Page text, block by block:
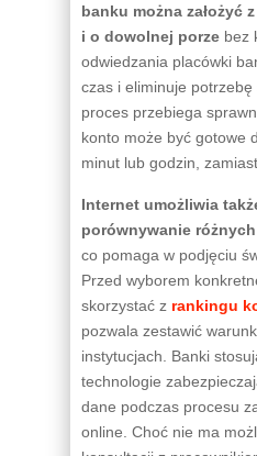
banku można założyć
i o dowolnej porze bez
odwiedzania placówki
czas i eliminuje potrzebę
proces przebiega
konto może być gotowe
minut lub godzin,
Internet umożliwia
porównywanie
co pomaga w podjęciu
Przed wyborem
skorzystać z rankingu
pozwala zestawić
instytucjach. Banki
technologie
dane podczas procesu
online. Choć nie ma